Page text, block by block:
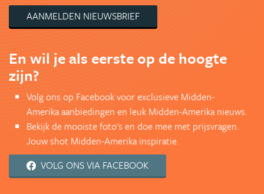
AANMELDEN NIEUWSBRIEF
En wil je als eerste op de hoogte
zijn?
Volg ons op Facebook voor exclusieve Midden-
Amerika aanbiedingen en leuk Midden-Amerika nieuws.
Bekijk de mooiste foto's en doe mee met prijsvragen.
Jouw shot Midden-Amerika inspiratie.
VOLG ONS VIA FACEBOOK